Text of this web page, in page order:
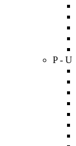
P - U